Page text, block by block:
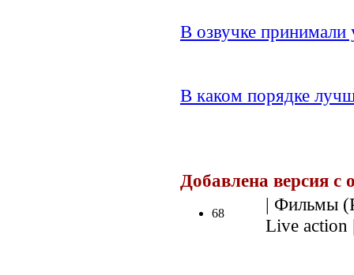
В озвучке принимали
В каком порядке
Добавлена версия с
68
| Фильмы
Live